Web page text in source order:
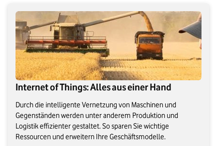
Internet of Things: Alles aus einer Hand
Durch die intelligente Vernetzung von Maschinen und
Gegenständen werden unter anderem Produktion und
Logistik effizienter gestaltet. So sparen Sie wichtige
Ressourcen und erweitern Ihre Geschäftsmodelle.